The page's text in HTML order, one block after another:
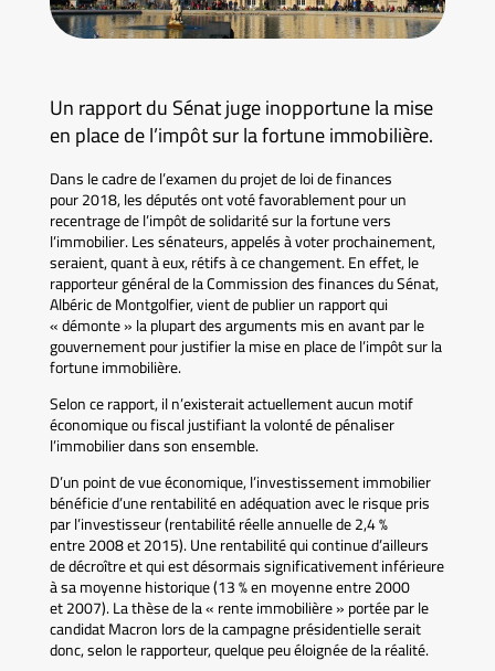
Un rapport du Sénat juge inopportune la mise
en place de l’impôt sur la fortune immobilière.
Dans le cadre de l’examen du projet de loi de finances
pour 2018, les députés ont voté favorablement pour un
recentrage de l’impôt de solidarité sur la fortune vers
l’immobilier. Les sénateurs, appelés à voter prochainement,
seraient, quant à eux, rétifs à ce changement. En effet, le
rapporteur général de la Commission des finances du Sénat,
Albéric de Montgolfier, vient de publier un rapport qui
« démonte » la plupart des arguments mis en avant par le
gouvernement pour justifier la mise en place de l’impôt sur la
fortune immobilière.
Selon ce rapport, il n’existerait actuellement aucun motif
économique ou fiscal justifiant la volonté de pénaliser
l’immobilier dans son ensemble.
D’un point de vue économique, l’investissement immobilier
bénéficie d’une rentabilité en adéquation avec le risque pris
par l’investisseur (rentabilité réelle annuelle de 2,4 %
entre 2008 et 2015). Une rentabilité qui continue d’ailleurs
de décroître et qui est désormais significativement inférieure
à sa moyenne historique (13 % en moyenne entre 2000
et 2007). La thèse de la « rente immobilière » portée par le
candidat Macron lors de la campagne présidentielle serait
donc, selon le rapporteur, quelque peu éloignée de la réalité.